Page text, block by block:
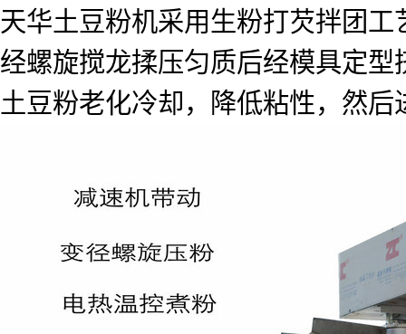
天华土豆粉机采用生粉打芡拌团
经螺旋搅龙揉压匀质后经模具定
土豆粉老化冷却，降低粘性，然